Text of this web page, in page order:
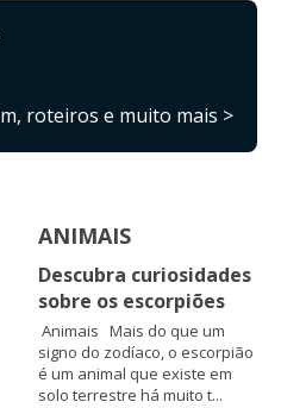
roteiros e muito mais >
ANIMAIS
Descubra curiosidades
sobre os escorpiões
Animais Mais do que um
signo do zodíaco, o escorpião
é um animal que existe em
solo terrestre há muito t...